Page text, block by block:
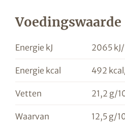
Voedingswaarde
Energie kJ 2065
Energie kcal 492
Vetten 21,2 g/
Waarvan
12,5 g/